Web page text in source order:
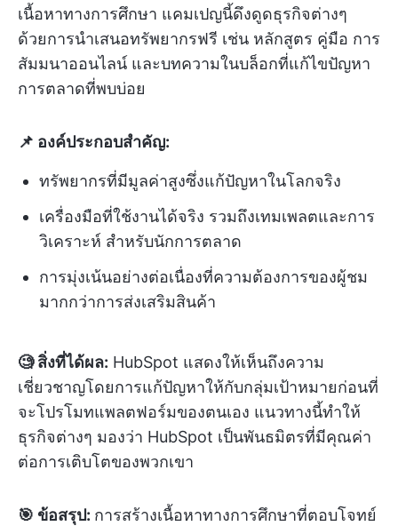
เนื้อหาทางการศึกษา แคมเปญนี้ดึงดูดธุรกิจต่างๆ
ด้วยการนำเสนอทรัพยากรฟรี เช่น หลักสูตร คู่มือ การ
สัมมนาออนไลน์ และบทความในบล็อกที่แก้ไขปัญหา
การตลาดที่พบบ่อย
📌 องค์ประกอบสำคัญ:
ทรัพยากรที่มีมูลค่าสูงซึ่งแก้ปัญหาในโลกจริง
เครื่องมือที่ใช้งานได้จริง รวมถึงเทมเพลตและการ
วิเคราะห์ สำหรับนักการตลาด
การมุ่งเน้นอย่างต่อเนื่องที่ความต้องการของผู้ชม
มากกว่าการส่งเสริมสินค้า
🧐 สิ่งที่ได้ผล: HubSpot แสดงให้เห็นถึงความ
เชี่ยวชาญโดยการแก้ปัญหาให้กับกลุ่มเป้าหมายก่อนที่
จะโปรโมทแพลตฟอร์มของตนเอง แนวทางนี้ทำให้
ธุรกิจต่างๆ มองว่า HubSpot เป็นพันธมิตรที่มีคุณค่า
ต่อการเติบโตของพวกเขา
🎯 ข้อสรุป: การสร้างเนื้อหาทางการศึกษาที่ตอบโจทย์